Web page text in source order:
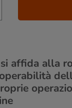
affida alla